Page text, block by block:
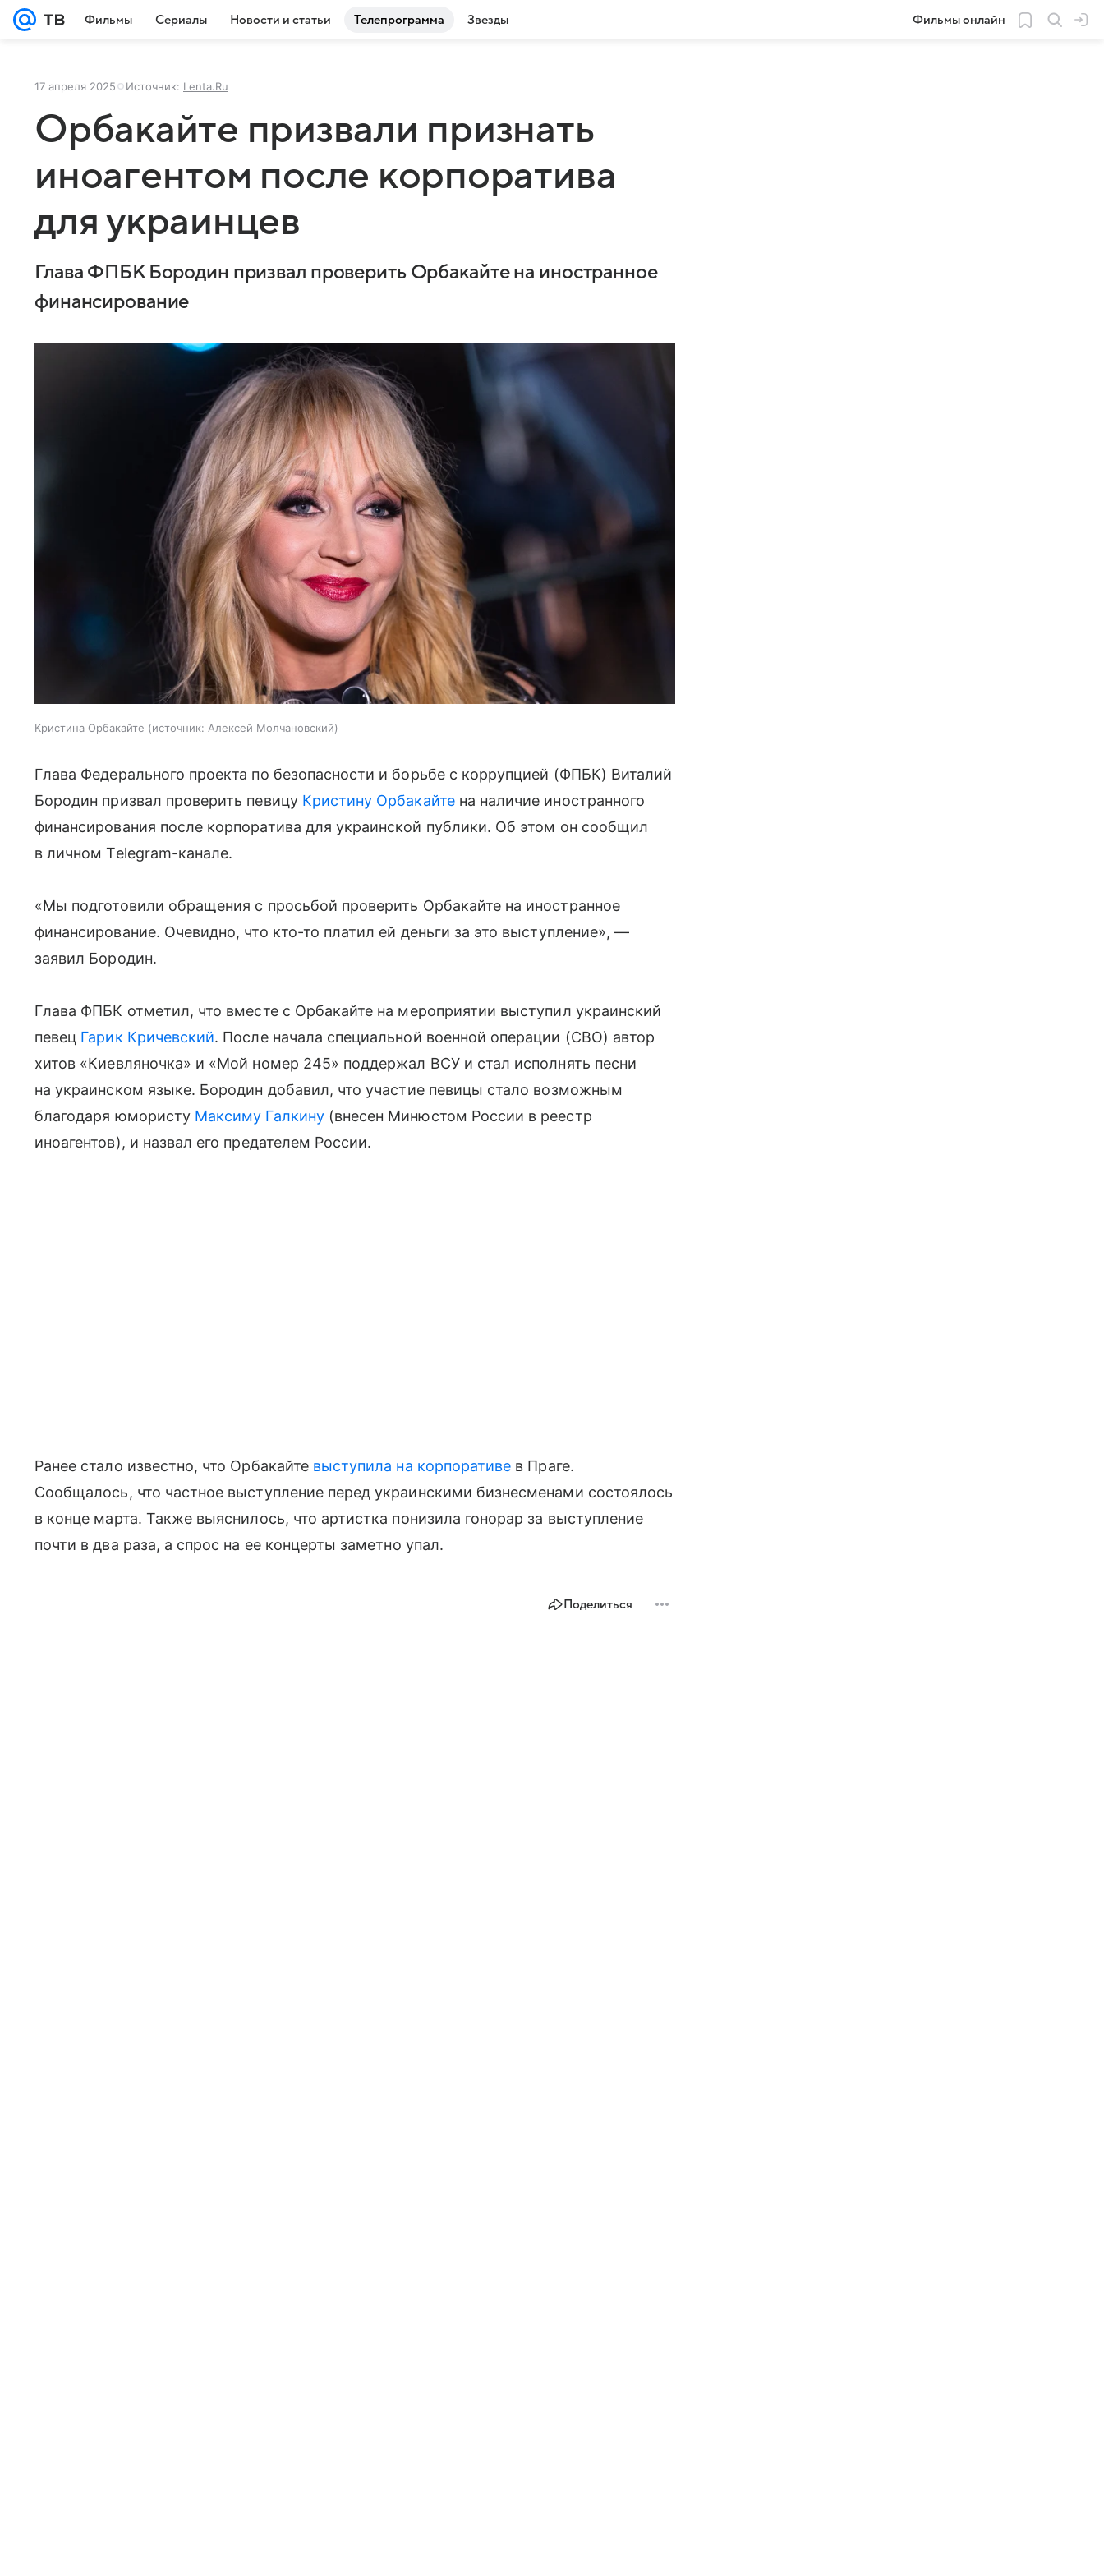
Фильмы Сериалы Новости и статьи Телепрограмма Звезды Фильмы онлайн
17 апреля 2025 Источник: Lenta.Ru
Орбакайте призвали признать
иноагентом после корпоратива
для украинцев
Глава ФПБК Бородин призвал проверить Орбакайте на иностранное
финансирование
Кристина Орбакайте источник: Алексей Молчановский
Глава Федерального проекта по безопасности и борьбе с коррупцией (ФПБК) Виталий
Бородин призвал проверить певицу Кристину Орбакайтена наличие иностранного
финансирования после корпоратива для украинской публики. Об этом он сообщил
в личном Telegram-канале.
«Мы подготовили обращения с просьбой проверить Орбакайте на иностранное
финансирование. Очевидно, что кто-то платил ей деньги за это выступление», —
заявил Бородин.
Глава ФПБК отметил, что вместе с Орбакайте на мероприятии выступил украинский
певец Гарик Кричевский. После начала специальной военной операции (СВО) автор
хитов «Киевляночка» и «Мой номер 245» поддержал ВСУ и стал исполнять песни
на украинском языке. Бородин добавил, что участие певицы стало возможным
благодаря юмористу Максиму Галкину(внесен Минюстом России в реестр
иноагентов), и назвал его предателем России.
Ранее стало известно, что Орбакайте выступила на корпоративе в Праге.
Сообщалось, что частное выступление перед украинскими бизнесменами состоялось
в конце марта. Также выяснилось, что артистка понизила гонорар за выступление
почти в два раза, а спрос на ее концерты заметно упал.
Поделиться